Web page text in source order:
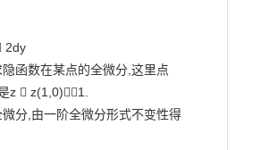
2dy
隐函数在某点的全微分,这里点
z  z(1,0)1.
分,由一阶全微分形式不变性得